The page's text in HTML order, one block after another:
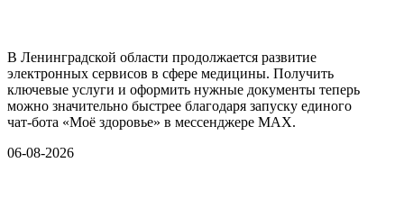
В Ленинградской области продолжается развитие
электронных сервисов в сфере медицины. Получить
ключевые услуги и оформить нужные документы теперь
можно значительно быстрее благодаря запуску единого
чат-бота «Моё здоровье» в мессенджере MAX.
06-08-2026